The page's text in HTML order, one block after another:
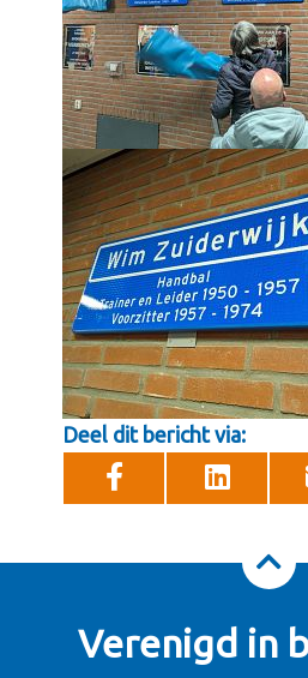
Deel dit bericht via:
Verenigd in